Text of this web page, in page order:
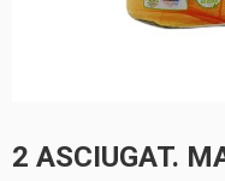
2 ASCIUGAT.